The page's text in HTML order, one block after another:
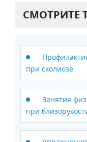
СМОТРИТЕ
при сколиозе
Занятия
при